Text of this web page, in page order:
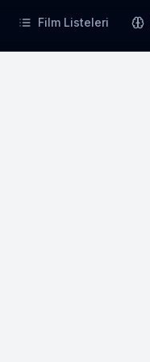
Film Listeleri